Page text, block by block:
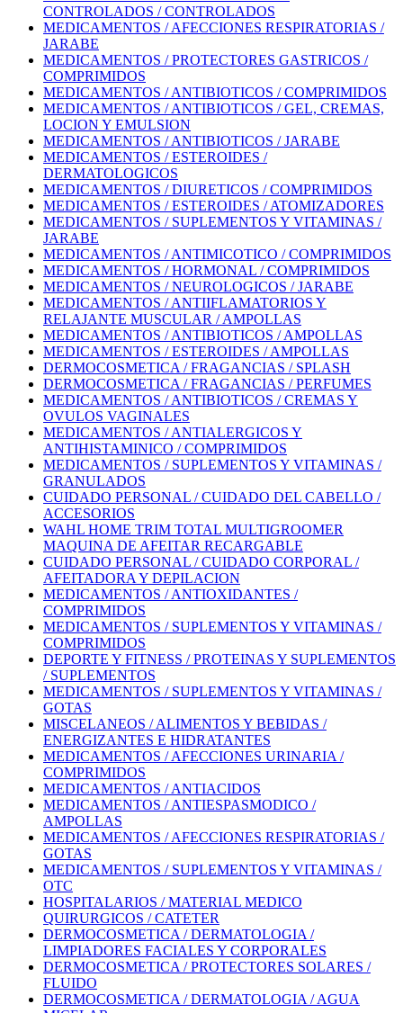
CONTROLADOS / CONTROLADOS
MEDICAMENTOS / AFECCIONES RESPIRATORIAS /
JARABE
MEDICAMENTOS / PROTECTORES GASTRICOS /
COMPRIMIDOS
MEDICAMENTOS / ANTIBIOTICOS / COMPRIMIDOS
MEDICAMENTOS / ANTIBIOTICOS / GEL, CREMAS,
LOCION Y EMULSION
MEDICAMENTOS / ANTIBIOTICOS / JARABE
MEDICAMENTOS / ESTEROIDES /
DERMATOLOGICOS
MEDICAMENTOS / DIURETICOS / COMPRIMIDOS
MEDICAMENTOS / ESTEROIDES / ATOMIZADORES
MEDICAMENTOS / SUPLEMENTOS Y VITAMINAS /
JARABE
MEDICAMENTOS / ANTIMICOTICO / COMPRIMIDOS
MEDICAMENTOS / HORMONAL / COMPRIMIDOS
MEDICAMENTOS / NEUROLOGICOS / JARABE
MEDICAMENTOS / ANTIIFLAMATORIOS Y
RELAJANTE MUSCULAR / AMPOLLAS
MEDICAMENTOS / ANTIBIOTICOS / AMPOLLAS
MEDICAMENTOS / ESTEROIDES / AMPOLLAS
DERMOCOSMETICA / FRAGANCIAS / SPLASH
DERMOCOSMETICA / FRAGANCIAS / PERFUMES
MEDICAMENTOS / ANTIBIOTICOS / CREMAS Y
OVULOS VAGINALES
MEDICAMENTOS / ANTIALERGICOS Y
ANTIHISTAMINICO / COMPRIMIDOS
MEDICAMENTOS / SUPLEMENTOS Y VITAMINAS /
GRANULADOS
CUIDADO PERSONAL / CUIDADO DEL CABELLO /
ACCESORIOS
WAHL HOME TRIM TOTAL MULTIGROOMER
MAQUINA DE AFEITAR RECARGABLE
CUIDADO PERSONAL / CUIDADO CORPORAL /
AFEITADORA Y DEPILACION
MEDICAMENTOS / ANTIOXIDANTES /
COMPRIMIDOS
MEDICAMENTOS / SUPLEMENTOS Y VITAMINAS /
COMPRIMIDOS
DEPORTE Y FITNESS / PROTEINAS Y SUPLEMENTOS
/ SUPLEMENTOS
MEDICAMENTOS / SUPLEMENTOS Y VITAMINAS /
GOTAS
MISCELANEOS / ALIMENTOS Y BEBIDAS /
ENERGIZANTES E HIDRATANTES
MEDICAMENTOS / AFECCIONES URINARIA /
COMPRIMIDOS
MEDICAMENTOS / ANTIACIDOS
MEDICAMENTOS / ANTIESPASMODICO /
AMPOLLAS
MEDICAMENTOS / AFECCIONES RESPIRATORIAS /
GOTAS
MEDICAMENTOS / SUPLEMENTOS Y VITAMINAS /
OTC
HOSPITALARIOS / MATERIAL MEDICO
QUIRURGICOS / CATETER
DERMOCOSMETICA / DERMATOLOGIA /
LIMPIADORES FACIALES Y CORPORALES
DERMOCOSMETICA / PROTECTORES SOLARES /
FLUIDO
DERMOCOSMETICA / DERMATOLOGIA / AGUA